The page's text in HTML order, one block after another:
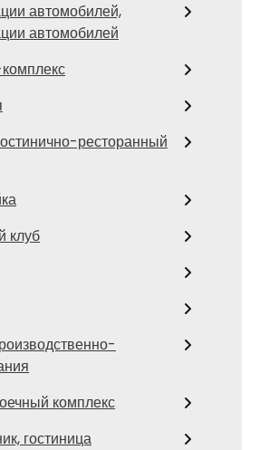
автомобилей,
автомобилей
ресторанный
клуб
комплекс
гостиница